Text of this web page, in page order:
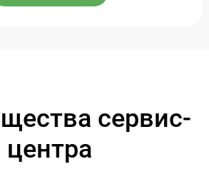
сервис-
центра